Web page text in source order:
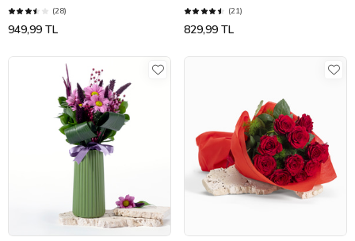
(28)
949,99 TL
(21)
829,99 TL